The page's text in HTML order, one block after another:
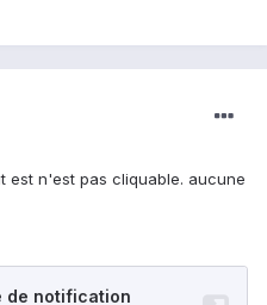
est n'est pas cliquable. aucune